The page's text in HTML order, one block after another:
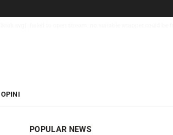
OPINI
POPULAR NEWS